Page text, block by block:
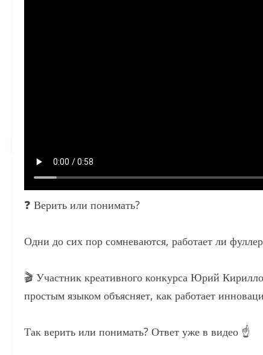
❓ Верить или понимать?
Одни до сих пор сомневаются, работает ли
🎬 Участник креативного конкурса Юрий
простым языком объясняет, как работает
Так верить или понимать? Ответ уже в видео ☝️